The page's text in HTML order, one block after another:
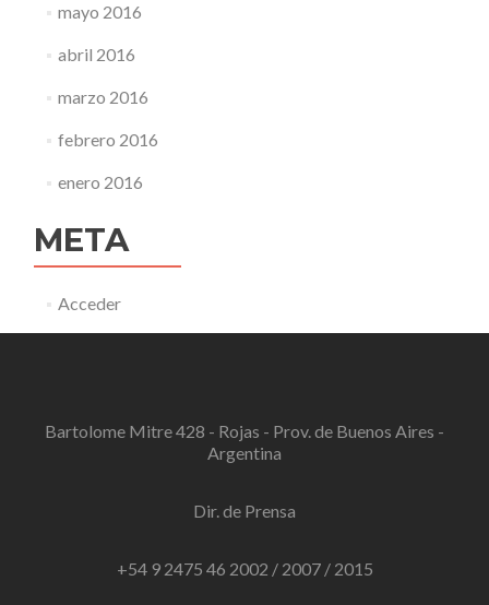
mayo 2016
abril 2016
marzo 2016
febrero 2016
enero 2016
META
Acceder
Bartolome Mitre 428 - Rojas - Prov. de Buenos Aires -
Argentina
Dir. de Prensa
+54 9 2475 46 2002 / 2007 / 2015